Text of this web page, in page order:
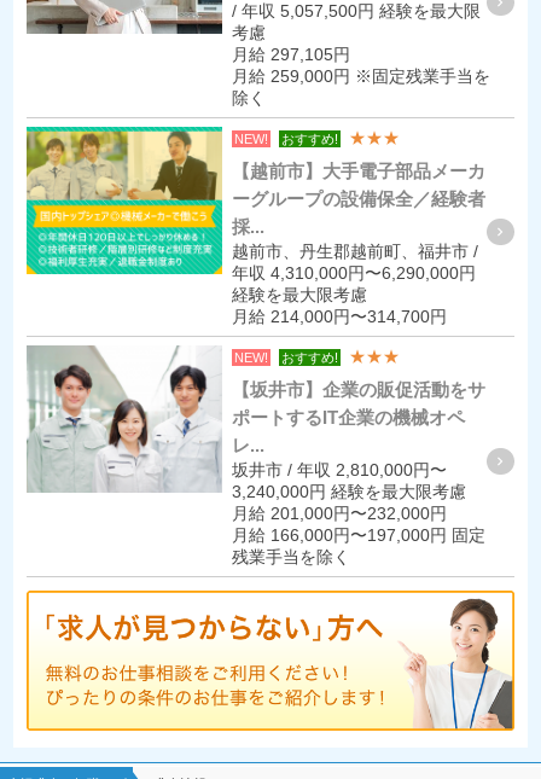
/ 年収 5,057,500円 経験を最大限
考慮
月給 297,105円
月給 259,000円 ※固定残業手当を
除く
NEW! おすすめ! ★★★
【越前市】大手電子部品メーカ
ーグループの設備保全／経験者
採...
越前市、丹生郡越前町、福井市 /
年収 4,310,000円〜6,290,000円
経験を最大限考慮
月給 214,000円〜314,700円
NEW! おすすめ! ★★★
【坂井市】企業の販促活動をサ
ポートするIT企業の機械オペ
レ...
坂井市 / 年収 2,810,000円〜
3,240,000円 経験を最大限考慮
月給 201,000円〜232,000円
月給 166,000円〜197,000円 固定
残業手当を除く